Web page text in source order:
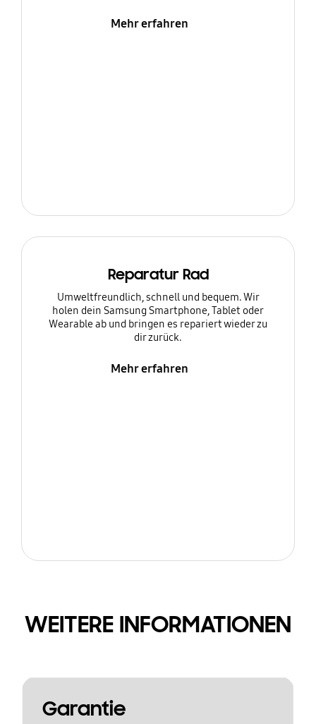
Mehr erfahren
Reparatur Rad
Umweltfreundlich, schnell und bequem. Wir
holen dein Samsung Smartphone, Tablet oder
Wearable ab und bringen es repariert wieder zu
dir zurück.
Mehr erfahren
WEITERE INFORMATIONEN
Garantie